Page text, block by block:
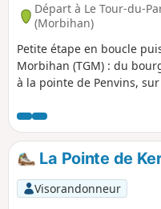
Départ à Le Tour-du-
(Morbihan)
Petite étape en boucle
Morbihan (TGM) : du
à la pointe de Penvins,
de Penerf, Damgan, la
direction des îles du
météo le permet.
allonger cette belle
La Pointe de
Visorandonneur